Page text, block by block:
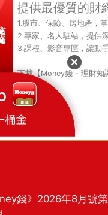
提供最優質的財
1.股市、保險、房地產，
2.專家、名人駐站，提供
3.課程、影音專區，讓動
下載【Money錢 - 理財知
錢》2026年8月號第